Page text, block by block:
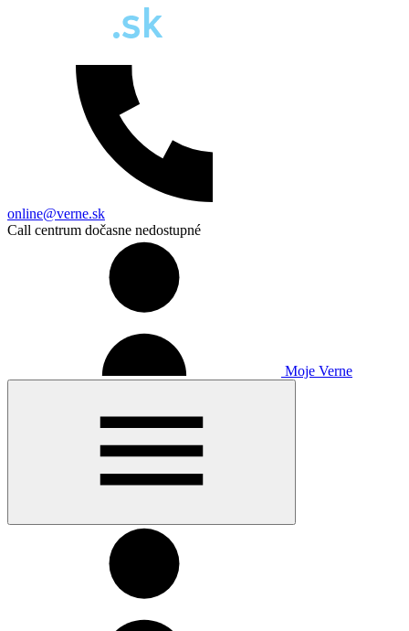
online@verne.sk
Call centrum dočasne nedostupné
Moje Verne